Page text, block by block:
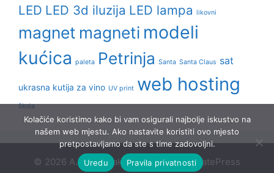
LED LED 3d iluzija LED lampa likovni
magnet magneti modeli
kućica paleta Petrinja Santa Santa Claus sat
ukrasna kutija za vino UV print web hosting
škola
© 2026 A.D.P. Kosak • Built withGeneratePress
Kolačiće koristimo kako bi vam osigurali najbolje iskustvo na
našem web mjestu. Ako nastavite koristiti ovo mjesto
pretpostavljamo da ste s time zadovoljni.
Uredu
Pravila privatnosti